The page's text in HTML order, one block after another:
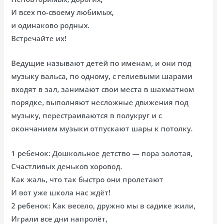
И всех по-своему любимых,
и одинаково родных.
Встречайте их!
Ведущие называют детей по именам, и они под
музыку вальса, по одному, с гелиевыми шарами
входят в зал, занимают свои места в шахматном
порядке, выполняют несложные движения под
музыку, перестраиваются в полукруг и с
окончанием музыки отпускают шары к потолку.
1 ребенок: Дошкольное детство — пора золотая,
Счастливых деньков хоровод.
Как жаль, что так быстро они пролетают
И вот уже школа нас ждёт!
2 ребенок: Как весело, дружно мы в садике жили,
Играли все дни напролёт,